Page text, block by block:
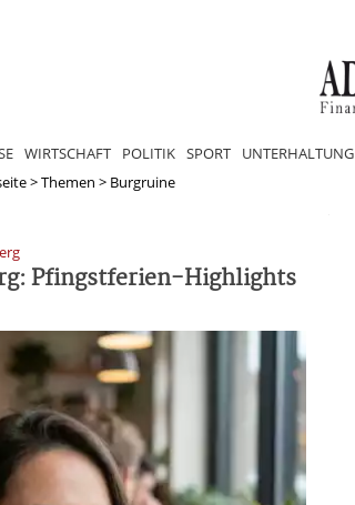
WIRTSCHAFT POLITIK SPORT UNTERHALTUNG
>Themen > Burgruine
Pfingstferien-Highlights